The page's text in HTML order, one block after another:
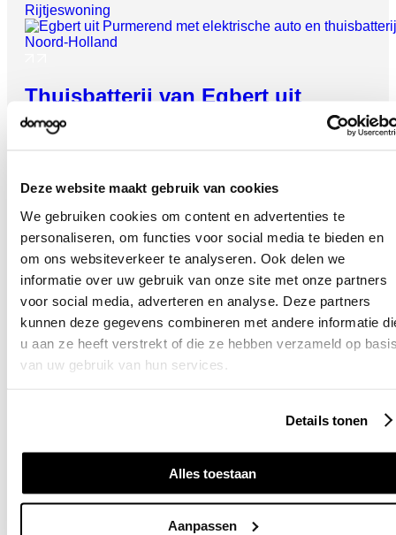
Deze website maakt gebruik van cookies
We gebruiken cookies om content en advertenties te
personaliseren, om functies voor social media te bieden en
om ons websiteverkeer te analyseren. Ook delen we
informatie over uw gebruik van onze site met onze partners
voor social media, adverteren en analyse. Deze partners
kunnen deze gegevens combineren met andere informatie
u aan ze heeft verstrekt of die ze hebben verzameld op
van uw gebruik van hun services.
Details tonen
Alles toestaan
Aanpassen
Rijtjeswoning
Noord-Holland
Thuisbatterij van Egbert uit
Purmerend
Thuisbatterij van Erik uit
Rijtjeswoning
Check wat een thuisbatterij jou kan
opleveren
energiekosten en krijg zekerheid met noodstroom.
✓ 1500 euro gemiddeld rendement
Persoonlijk advies van
Formulier wordt geladen...